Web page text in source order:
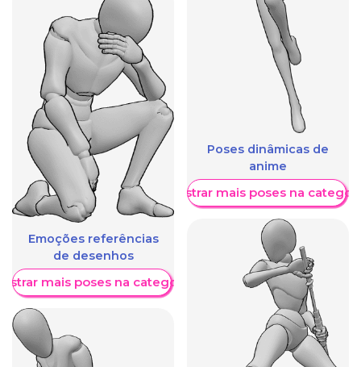
Emoções referências
de desenhos
mais poses na categoria
Poses dinâmicas de
anime
Mostrar mais poses na